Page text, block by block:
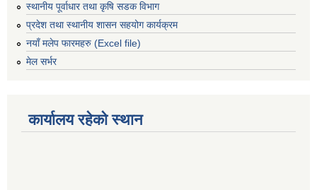
स्थानीय पूर्वाधार तथा कृषि सडक विभाग
प्रदेश तथा स्थानीय शासन सहयोग कार्यक्रम
नयाँ मलेप फारमहरु (Excel file)
मेल सर्भर
कार्यालय रहेको स्थान